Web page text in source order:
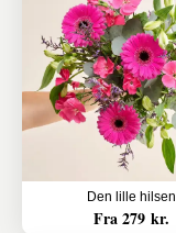
Den lille hilsen
Fra 279 kr.